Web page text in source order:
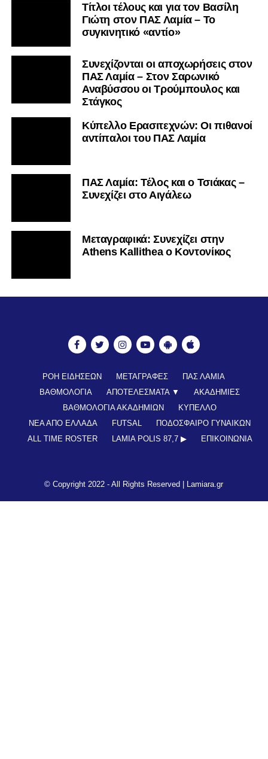
Τίτλοι τέλους και για τον Βασίλη
Γιώτη στον ΠΑΣ Λαμία – Το
συγκινητικό «αντίο»
Συνεχίζονται οι αποχωρήσεις στον
ΠΑΣ Λαμία – Στον Σαρωνικό
Αναβύσσου οι Τρούμπουλος και
Στάγκος
Κύπελλο Ερασιτεχνών: Οι πιθανοί
αντίπαλοι του ΠΑΣ Λαμία
ΠΑΣ Λαμία: Τέλος και ο Τσιάκας –
Συνεχίζει στο Αιγάλεω
Mεταγραφικά: Συνεχίζει στην
Athens Kallithea ο Κοντονίκος
ΡΟΗ ΕΙΔΗΣΕΩΝ ΜΕΤΑΓΡΑΦΕΣ
ΠΑΣ ΛΑΜΙΑ
ΒΑΘΜΟΛΟΓΙΑ
ΑΠΟΤΕΛΕΣΜΑΤΑ ▼
ΑΚΑΔΗΜΙΕΣ
ΒΑΘΜΟΛΟΓΙΑ ΑΚΑΔΗΜΙΩΝ
ΚΥΠΕΛΛΟ
ΝΕΑ ΑΠΟ ΕΛΛΑΔΑ
FUTSAL
ΠΟΔΟΣΦΑΙΡΟ ΓΥΝΑΙΚΩΝ
ALL TIME ROSTER
LAMIA POLIS 87,7 ▶︎ ΕΠΙΚΟΙΝΩΝΊΑ
© Copyright 2022 - All Rights Reserved | Lamiara.gr